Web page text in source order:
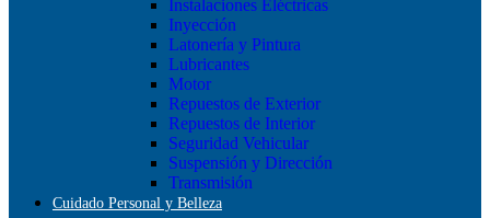
Instalaciones Eléctricas
Inyección
Latonería y Pintura
Lubricantes
Motor
Repuestos de Exterior
Repuestos de Interior
Seguridad Vehicular
Suspensión y Dirección
Transmisión
Cuidado Personal y Belleza